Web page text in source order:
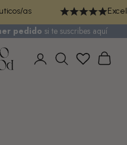
as
pedido si te suscribes aquí
COSMETICS
Iniciar sesión
Buscar